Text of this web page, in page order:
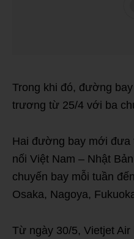
Trong khi đó, đường
trương từ 25/4 với ba
Hai đường bay mới đưa
nối Việt Nam – Nhật
chuyến bay mỗi tuần
Osaka, Nagoya,
Từ ngày 30/5, Vietjet